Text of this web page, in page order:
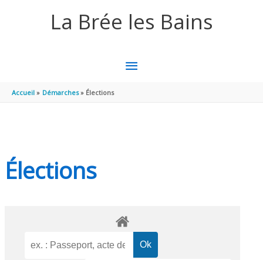
La Brée les Bains
MENU
Accueil Démarches Élections
Élections